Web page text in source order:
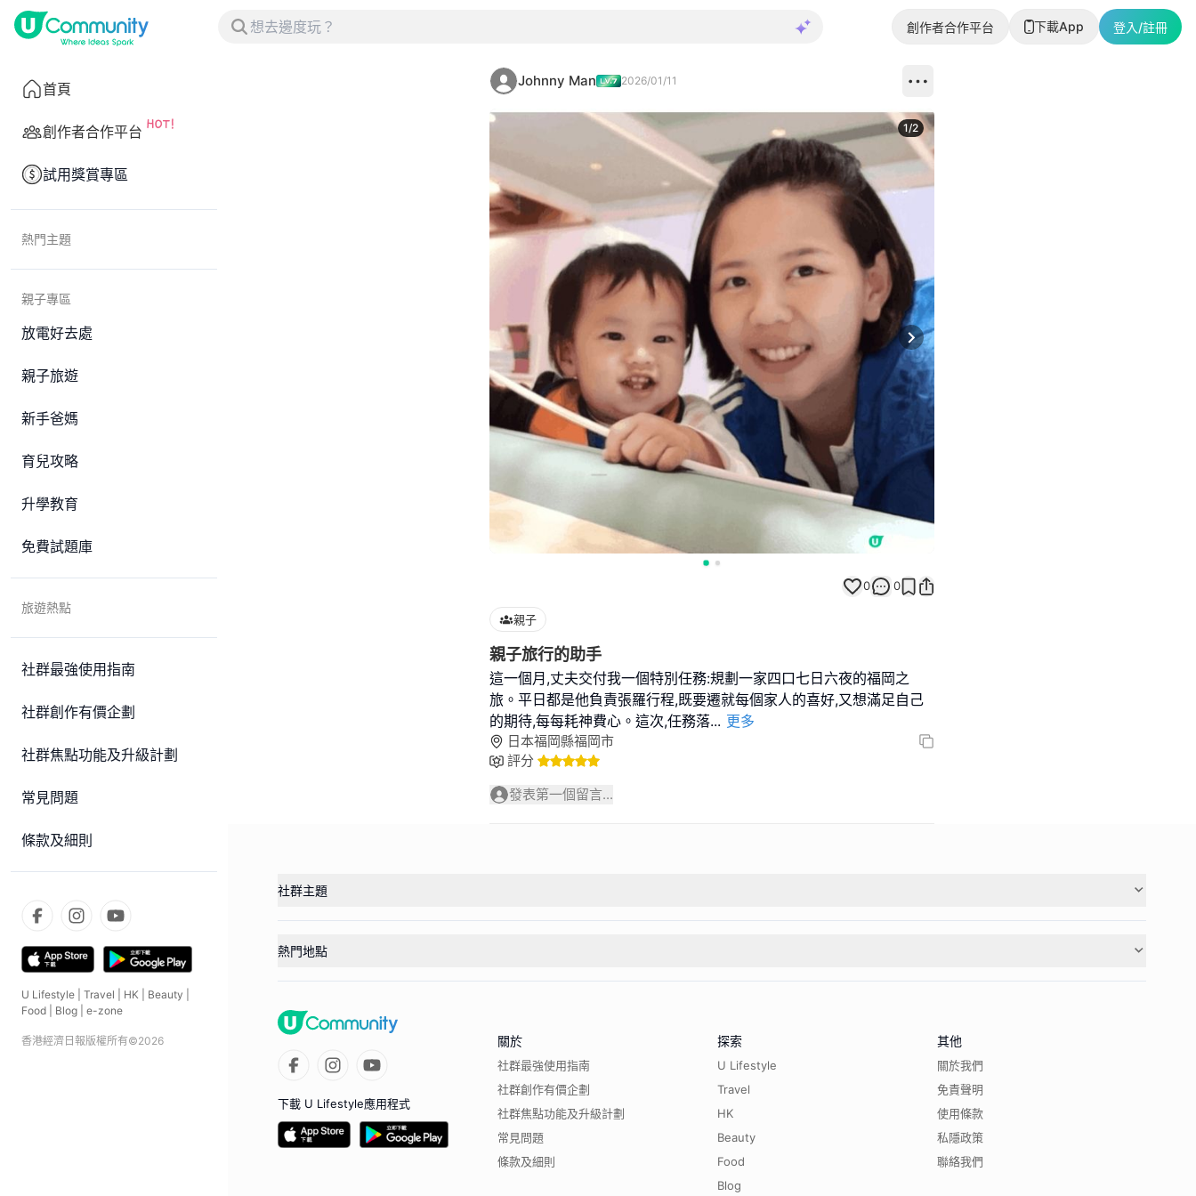
創作者合作平台 下載App 登入/註冊
首頁
創作者合作平台
試用獎賞專區
熱門主題
親子專區
放電好去處
親子旅遊
新手爸媽
育兒攻略
升學教育
免費試題庫
旅遊熱點
社群最強使用指南
社群創作有價企劃
社群焦點功能及升級計劃
常見問題
條款及細則
U Lifestyle Travel HK Beauty
Food
Blog e-zone
香港經濟日報版權所有©2026
Johnny Man 2026/01/11
Next slide
1/2
0 0
親子
親子旅行的助手
這一個月,丈夫交付我一個特別任務:規劃一家四口七日六夜的福岡之
旅。平日都是他負責張羅行程,既要遷就每個家人的喜好,又想滿足自己
的期待,每每耗神費心。這次,任務落... 更多
日本福岡縣福岡市
評分
發表第一個留言...
社群主題
熱門地點
下載 U Lifestyle應用程式
關於
社群最強使用指南
社群創作有價企劃
社群焦點功能及升級計劃
常見問題
條款及細則
探索
U Lifestyle
Travel
HK
Beauty
Food
Blog
其他
關於我們
免責聲明
使用條款
私隱政策
聯絡我們